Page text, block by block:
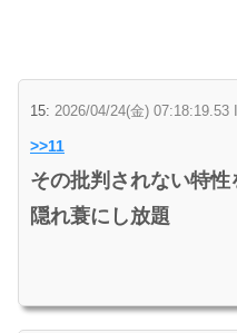
15: 2026/04/24(金) 07:18:19.53
>>11
その批判されない特性
隠れ蓑にし放題